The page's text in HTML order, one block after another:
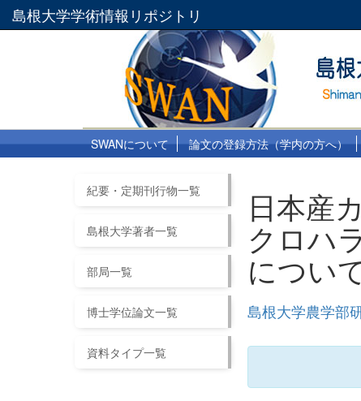
島根大学学術情報リポジトリ
SWANについて 論文の登録方法（学内の方へ）
紀要・定期刊行物一覧
島根大学著者一覧
部局一覧
博士学位論文一覧
資料タイプ一覧
日本産
クロハ
につい
島根大学農学部